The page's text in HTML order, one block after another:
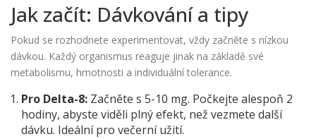
Jak začít: Dávkování a tipy
Pokud se rozhodnete experimentovat, vždy začněte s nízkou
dávkou. Každý organismus reaguje jinak na základě své
metabolismu, hmotnosti a individuální tolerance.
Pro Delta-8: Začněte s 5-10 mg. Počkejte alespoň 2
hodiny, abyste viděli plný efekt, než vezmete další
dávku. Ideální pro večerní užití.